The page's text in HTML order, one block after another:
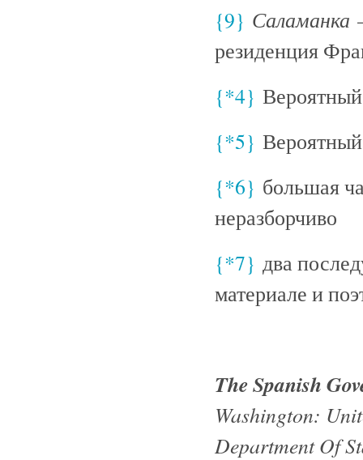
{9} Саламанка
резиденция
{*4}
{*5}
{*6} большая
неразборчиво
{*7} два
материале и
The Spanish
Washington:
Department Of